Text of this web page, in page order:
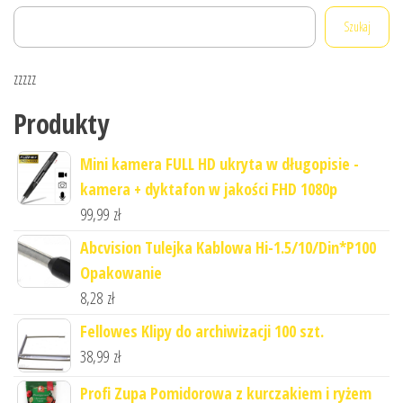
Szukaj
zzzzz
Produkty
Mini kamera FULL HD ukryta w długopisie -
kamera + dyktafon w jakości FHD 1080p
99,99 zł
Abcvision Tulejka Kablowa Hi-1.5/10/Din*P100
Opakowanie
8,28 zł
Fellowes Klipy do archiwizacji 100 szt.
38,99 zł
Profi Zupa Pomidorowa z kurczakiem i ryżem